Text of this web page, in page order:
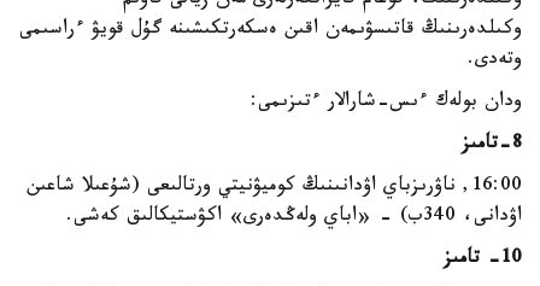
وكىلدەرىنىڭ قاتىسۋىمەن اقىن ەسكەرتكىشىنە گۇل قويۋ ءراسىمى
وتەدى.
ودان بولەك ءىس-شارالار ءتىزىمى:
8-تامىز
16:00, ناۋرىزباي اۋدانىنىڭ كوميۋنيتي ورتالىعى (شۇعىلا شاعىن
اۋدانى، 340ب) - «اباي ولەڭدەرى» اكۋستيكالىق كەشى.
10- تامىز